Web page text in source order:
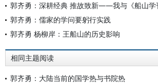
郭齐勇：深耕经典 推故致新——我与《船山学
郭齐勇：儒家的学问要躬行实践
郭齐勇 杨柳岸：王船山的历史影响
相同主题阅读
郭齐勇：大陆当前的国学热与书院热